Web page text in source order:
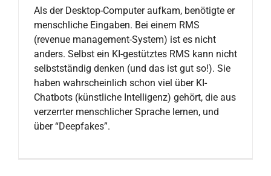
Als der Desktop-Computer aufkam, benötigte er
menschliche Eingaben. Bei einem RMS
(revenue management-System) ist es nicht
anders. Selbst ein KI-gestütztes RMS kann nicht
selbstständig denken (und das ist gut so!). Sie
haben wahrscheinlich schon viel über KI-
Chatbots (künstliche Intelligenz) gehört, die aus
verzerrter menschlicher Sprache lernen, und
über “Deepfakes”.